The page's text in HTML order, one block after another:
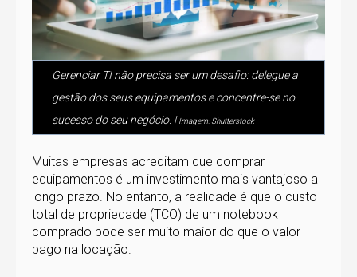
Gerenciar TI não precisa ser um desafio: delegue a
gestão dos seus equipamentos e concentre-se no
sucesso do seu negócio. |Imagem: Shutterstock
Muitas empresas acreditam que comprar
equipamentos é um investimento mais vantajoso a
longo prazo. No entanto, a realidade é que o custo
total de propriedade (TCO) de um notebook
comprado pode ser muito maior do que o valor
pago na locação.